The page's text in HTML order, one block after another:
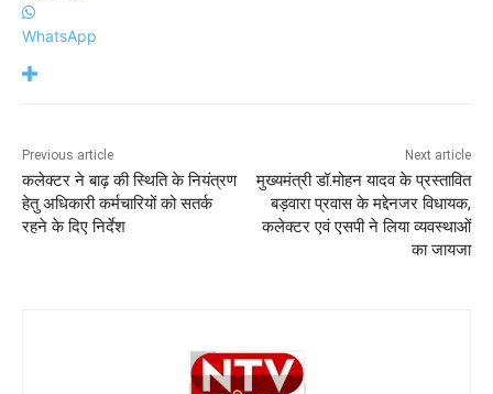
WhatsApp
Previous article
कलेक्टर ने बाढ़ की स्थिति के नियंत्रण
हेतु अधिकारी कर्मचारियों को सतर्क
रहने के दिए निर्देश
Next article
मुख्‍यमंत्री डॉ.मोहन यादव के प्रस्‍तावित
बड़वारा प्रवास के मद्देनजर विधायक,
कलेक्‍टर एवं एसपी ने लिया व्‍यवस्‍थाओं
का जायजा